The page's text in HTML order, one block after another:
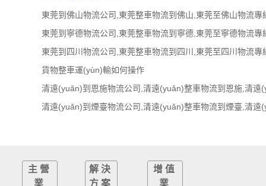
東莞到佛山物流公司,東莞整車物流到佛山,東莞至佛山物流專
東莞到寧德物流公司,東莞整車物流到寧德,東莞至寧德物流專
東莞到四川物流公司,東莞整車物流到四川,東莞至四川物流專
貨物整車運(yùn)輸如何操作
主營
業
解決
方案
增值
業